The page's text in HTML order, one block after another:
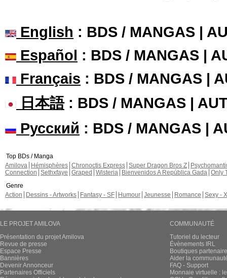
English : BDS / MANGAS |
Español : BDS / MANGAS |
Français : BDS / MANGAS |
日本語: BDS / MANGAS |
Русский : BDS / MANGAS |
Top BDs / Manga
Amilova
Hémisphères Chronoctis Express Super Dragon Bros Z
Connection Sethxfaye Graped Wisteria Bienvenidos A República Gada Only
Genre
Action
Dessins - Artworks Fantasy - SF Humour Jeunesse Romance Sexy -
LE PROJET AMILOVA
Présentation du projet Amilova
Revue de presse
Espace Presse
Bannières
Devenir Annonceur
Partenaires Officiels
COMMUNAUTÉ
Tutoriel du lecteur
Évènements IRL
Boutiques
Aider la
FAQ - Support
Monnaie virtuelle :